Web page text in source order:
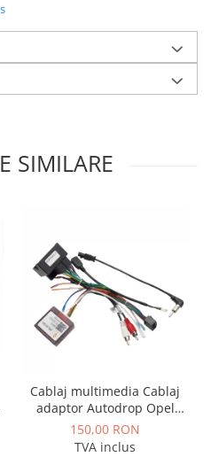
SIMILARE
Cablaj multimedia Cablaj
adaptor Autodrop Opel
pentru Navigatii
multimedia Android
150,00 RON
TVA inclus